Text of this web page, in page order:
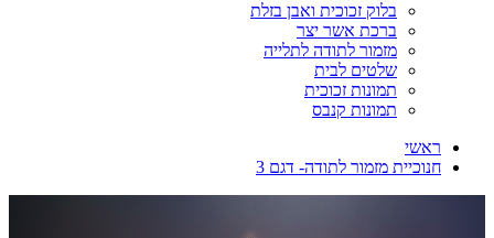
בלוק זכוכית ואבן בזלת
ברכת אשר יצר
מזמור לתודה לתלייה
שלטים לבית
תמונות זכוכית
תמונות קנבס
ראשי
חנוכיית מזמור לתודה- דגם 3